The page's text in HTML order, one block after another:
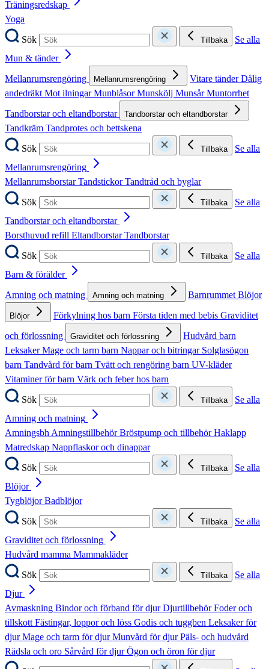
Träningsredskap
Yoga
Sök
Tillbaka
Se alla
Mun & tänder
Mellanrumsrengöring
Mellanrumsrengöring Vitare tänderDålig
andedräktMot ilningarMunblåsorMunskölj MunsårMuntorrhet
Tandborstar och eltandborstar
Tandborstar och eltandborstar
Tandkräm Tandprotes och bettskena
Sök
Tillbaka
Se alla
Mellanrumsrengöring
MellanrumsborstarTandstickorTandtråd och byglar
Sök
Tillbaka
Se alla
Tandborstar och eltandborstar
Borsthuvud refill EltandborstarTandborstar
Sök
Tillbaka
Se alla
Barn & förälder
Amning och matning
Amning och matning BarnrummetBlöjor
Blöjor Förkylning hos barn Första tiden med bebis Graviditet
och förlossning
Graviditet och förlossning
Hudvård barn
LeksakerMage och tarm barn Nappar och bitringar Solglasögon
barn Tandvård för barn Tvätt och rengöring barn UV-kläder
Vitaminer för barn Värk och feber hos barn
Sök
Tillbaka
Se alla
Amning och matning
AmningsbhAmningstillbehörBröstpump och tillbehörHaklapp
Matredskap Nappflaskor och dinappar
Sök
Tillbaka
Se alla
Blöjor
TygblöjorBadblöjor
Sök
Tillbaka
Se alla
Graviditet och förlossning
Hudvård mamma Mammakläder
Sök
Tillbaka
Se alla
Djur
Avmaskning Bindor och förband för djurDjurtillbehörFoder och
tillskottFästingar, loppor och löss Godis och tuggben Leksaker för
djurMage och tarm för djurMunvård för djurPäls- och hudvård
Rädsla och oro Sårvård för djurÖgon och öron för djur